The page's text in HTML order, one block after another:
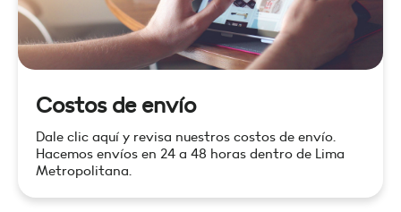
Costos de envío
Dale clic aquí y revisa nuestros costos de envío.
Hacemos envíos en 24 a 48 horas dentro de Lima
Metropolitana.